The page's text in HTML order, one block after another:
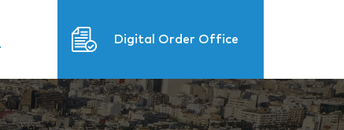
Digital Order Office